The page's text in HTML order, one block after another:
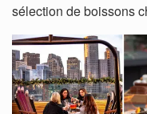
sélection de boissons